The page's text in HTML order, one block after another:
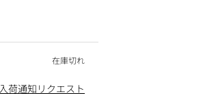
入荷通知リクエスト